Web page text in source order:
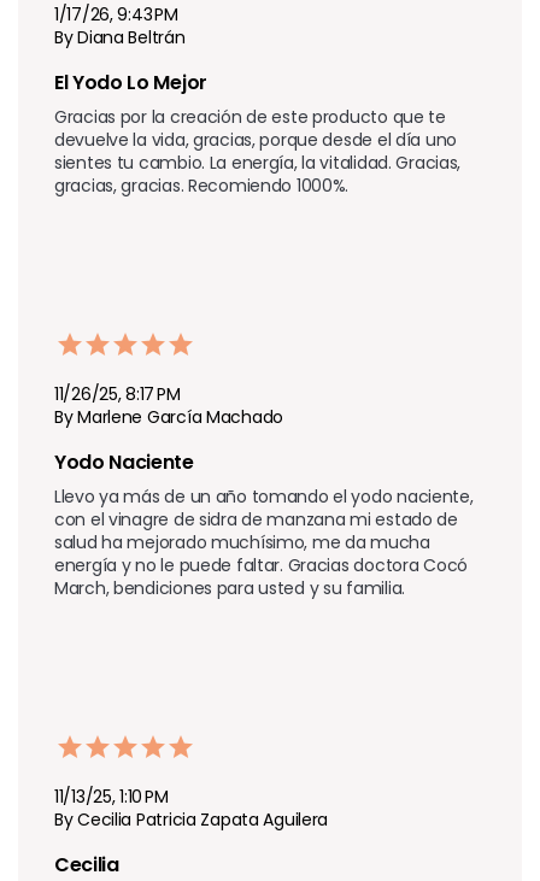
1/17/26, 9:43 PM
By Diana Beltrán
El Yodo Lo Mejor
Gracias por la creación de este producto que te
devuelve la vida, gracias, porque desde el día uno
sientes tu cambio. La energía, la vitalidad. Gracias,
gracias, gracias. Recomiendo 1000%.
11/26/25, 8:17 PM
By Marlene García Machado
Yodo Naciente
Llevo ya más de un año tomando el yodo naciente,
con el vinagre de sidra de manzana mi estado de
salud ha mejorado muchísimo, me da mucha
energía y no le puede faltar. Gracias doctora Cocó
March, bendiciones para usted y su familia.
11/13/25, 1:10 PM
By Cecilia Patricia Zapata Aguilera
Cecilia